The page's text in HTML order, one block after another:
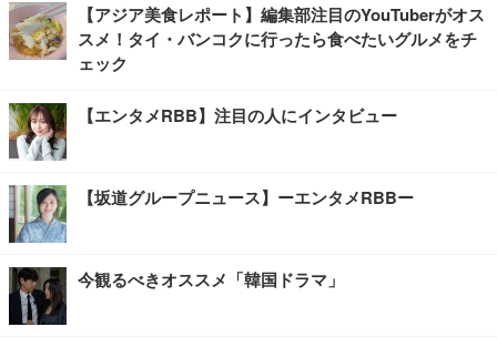
【アジア美食レポート】編集部注目のYouTuberがオス
スメ！タイ・バンコクに行ったら食べたいグルメをチ
ェック
【エンタメRBB】注目の人にインタビュー
【坂道グループニュース】ーエンタメRBBー
今観るべきオススメ「韓国ドラマ」